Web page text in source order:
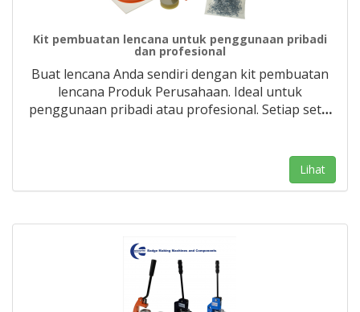
Kit pembuatan lencana untuk penggunaan pribadi
dan profesional
Buat lencana Anda sendiri dengan kit pembuatan
lencana Produk Perusahaan. Ideal untuk
penggunaan pribadi atau profesional. Setiap set…
Lihat